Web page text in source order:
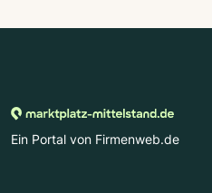
Ein Portal von Firmenweb.de